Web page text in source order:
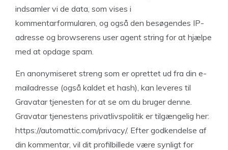
indsamler vi de data, som vises i
kommentarformularen, og også den besøgendes IP-
adresse og browserens user agent string for at hjælpe
med at opdage spam.
En anonymiseret streng som er oprettet ud fra din e-
mailadresse (også kaldet et hash), kan leveres til
Gravatar tjenesten for at se om du bruger denne.
Gravatar tjenestens privatlivspolitik er tilgængelig her:
https://automattic.com/privacy/. Efter godkendelse af
din kommentar, vil dit profilbillede være synligt for